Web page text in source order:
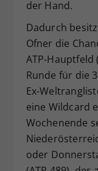
der Hand.
Dadurch
Ofner die
ATP-
Runde für die
Ex-
eine Wildcard
Wochenende
oder